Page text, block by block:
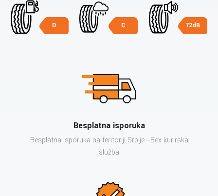
D C 72dB
Besplatna isporuka
Besplatna isporuka na teritoriji Srbije - Bex kurirska
služba